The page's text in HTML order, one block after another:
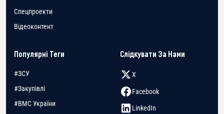
Спецпроекти
Відеоконтент
Популярні Теги
#ЗСУ
#Закупівлі
#ВМС України
Слідкувати За Нами
X
Facebook
LinkedIn